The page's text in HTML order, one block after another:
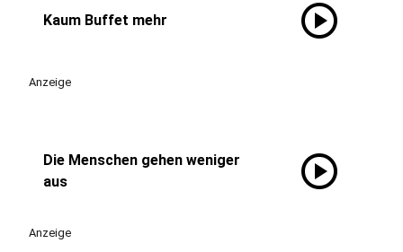
Kaum Buffet mehr play_circle
Anzeige
Die Menschen gehen weniger
aus
play_circle
Anzeige